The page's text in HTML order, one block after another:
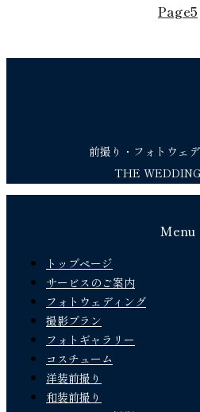
Page5
前撮り・フォトウェ
THE
Menu
トップページ
サービスのご案内
フォトウェディング
撮影プラン
フォトギャラリー
コスチューム
洋装前撮り
和装前撮り